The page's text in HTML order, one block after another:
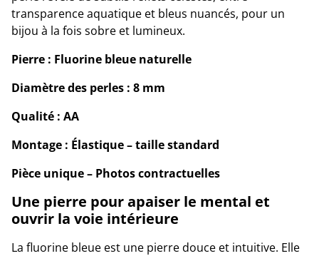
transparence aquatique et bleus nuancés, pour un
bijou à la fois sobre et lumineux.
Pierre : Fluorine bleue naturelle
Diamètre des perles : 8 mm
Qualité : AA
Montage : Élastique – taille standard
Pièce unique – Photos contractuelles
Une pierre pour apaiser le mental et
ouvrir la voie intérieure
La fluorine bleue est une pierre douce et intuitive. Elle